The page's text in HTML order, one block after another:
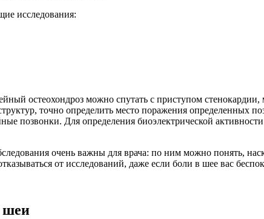
исследования:
остеохондроз можно спутать с приступом стенокардии,
точно определить место поражения определенных
позвонки. Для определения биоэлектрической
очень важны для врача: по ним можно понять,
от исследований, даже если боли в шее вас
шеи